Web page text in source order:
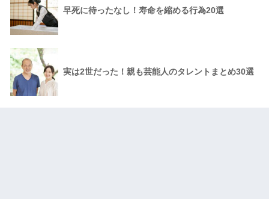
早死に待ったなし！寿命を縮める行為20選
実は2世だった！親も芸能人のタレントまとめ30選